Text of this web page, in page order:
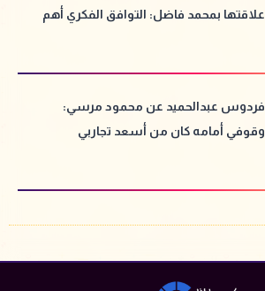
علاقتها بمحمد فاضل: التوافق الفكري أهم
فردوس عبدالحميد عن محمود مرسي:
وقوفي أمامه كان من أسعد تجاربي